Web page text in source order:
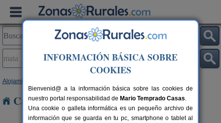
Alojamientos
Casas Rurales en Mata
INFORMACIÓN BÁSICA SOBRE
COOKIES
Bienvenid@ a la información básica sobre las cookies de
nuestro portal responsabilidad de Mario Temprado Casas.
Una cookie o galleta informática es un pequeño archivo de
información que se guarda en tu pc, smartphone o tablet al